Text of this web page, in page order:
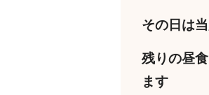
その日は
残りの昼
ます